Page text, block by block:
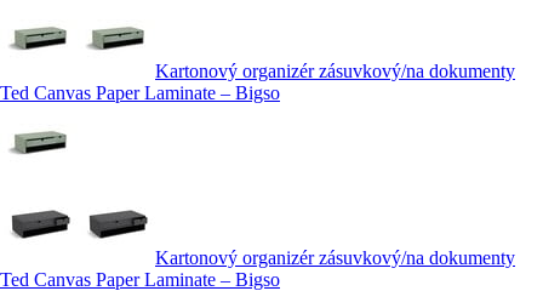
Kartonový organizér zásuvkový/na dokumenty
Ted Canvas Paper Laminate – Bigso
Kartonový organizér zásuvkový/na dokumenty
Ted Canvas Paper Laminate – Bigso